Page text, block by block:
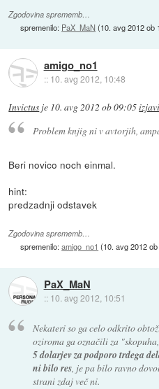
Zgodovina sprememb…
spremenilo: PaX_MaN (10. avg 2012 ob
amigo_no1
:: 10. avg 2012, 10:48
Invictus je 10. avg 2012 ob 09:05
Problem knjig ni v avtorjih,
Beri novico noch einmal.
hint:
predzadnji odstavek
Zgodovina sprememb…
spremenilo:amigo_no1 (10. avg 2012
PaX_MaN
:: 10. avg 2012, 10:51
Nekateri so ga celo odkrito
oziroma ga označili za
5 dolarjev za podporo trdega
ni bilo res, je pa bilo ravno
strani zdaj več ni.